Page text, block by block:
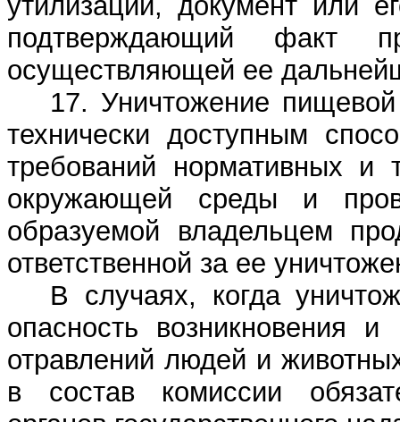
подтверждающий факт
осуществляющей ее
17. Уничтожение
технически доступным
требований нормативных и
окружающей среды и
образуемой владельцем
ответственной за ее
В случаях, когда
опасность возникновения
отравлений людей и
в состав комиссии